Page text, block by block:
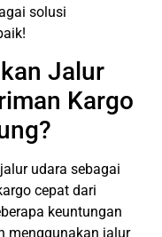
solusi
Jalur
Kargo
udara sebagai
cepat dari
keuntungan
menggunakan jalur